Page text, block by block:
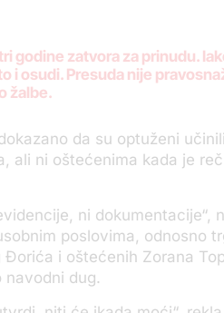
godine zatvora za prinudu.
i osudi. Presuda nije
žalbe.
da su optuženi
ali ni oštećenima kada je
ni dokumentacije“,
poslovima, odnosno
i oštećenih Zorana
navodni dug.